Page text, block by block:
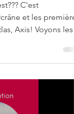
Cervicales ou
C'est
ou bien regarder
Le
entre